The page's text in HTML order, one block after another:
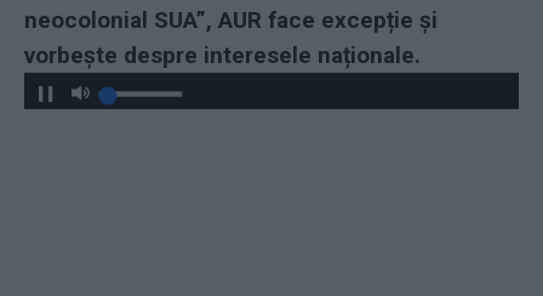
neocolonial SUA”, AUR face excepție și
vorbește despre interesele naționale.